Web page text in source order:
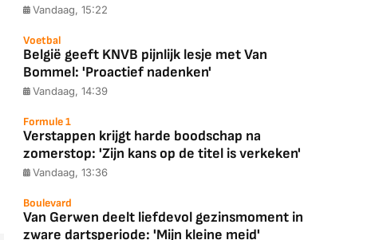
Vandaag, 15:22
Voetbal
België geeft KNVB pijnlijk lesje met Van
Bommel: 'Proactief nadenken'
Vandaag, 14:39
Formule 1
Verstappen krijgt harde boodschap na
zomerstop: 'Zijn kans op de titel is verkeken'
Vandaag, 13:36
Boulevard
Van Gerwen deelt liefdevol gezinsmoment in
zware dartsperiode: 'Mijn kleine meid'